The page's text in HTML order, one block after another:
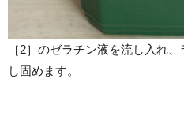
［2］のゼラチン液を流し入れ
し固めます。